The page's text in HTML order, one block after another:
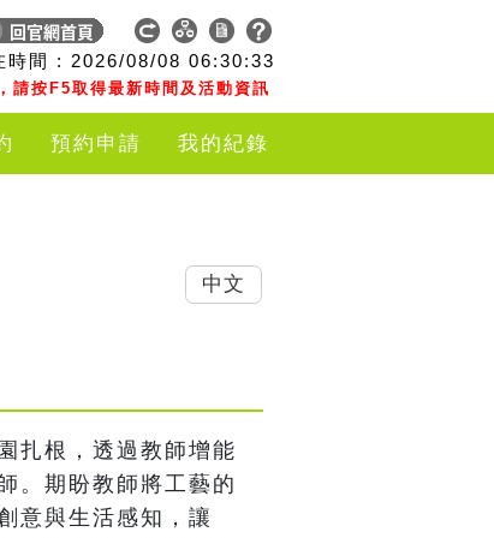
時間 : 2026/08/08 06:30:34
請按F5取得最新時間及活動資訊
預約申請 我的紀錄
扎根，透過教師增能
。期盼教師將工藝的
意與生活感知，讓